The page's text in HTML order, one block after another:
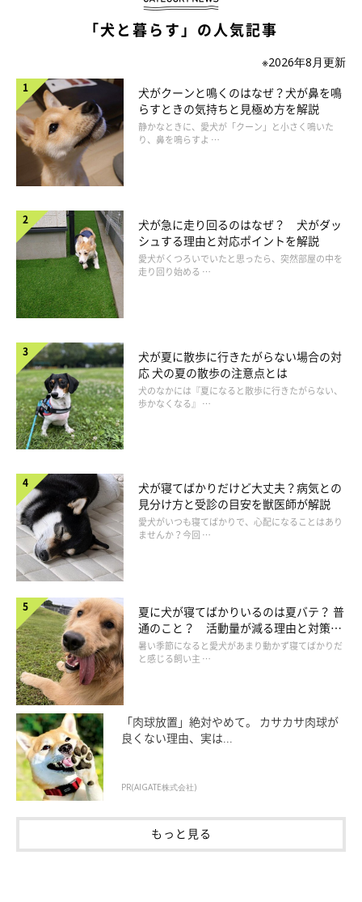
「犬と暮らす」の人気記事
※2026年8月更新
犬がクーンと鳴くのはなぜ？犬が鼻を鳴
らすときの気持ちと見極め方を解説
静かなときに、愛犬が「クーン」と小さく鳴いた
り、鼻を鳴らすよ …
犬が急に走り回るのはなぜ？ 犬がダッ
シュする理由と対応ポイントを解説
愛犬がくつろいでいたと思ったら、突然部屋の中を
走り回り始める …
犬が夏に散歩に行きたがらない場合の対
応 犬の夏の散歩の注意点とは
犬のなかには『夏になると散歩に行きたがらない、
歩かなくなる』 …
犬が寝てばかりだけど大丈夫？病気との
見分け方と受診の目安を獣医師が解説
愛犬がいつも寝てばかりで、心配になることはあり
ませんか？今回 …
夏に犬が寝てばかりいるのは夏バテ？ 普
通のこと？ 活動量が減る理由と対策と
は
暑い季節になると愛犬があまり動かず寝てばかりだ
と感じる飼い主 …
「肉球放置」絶対やめて。 カサカサ肉球が
良くない理由、実は...
PR(AIGATE株式会社)
もっと見る